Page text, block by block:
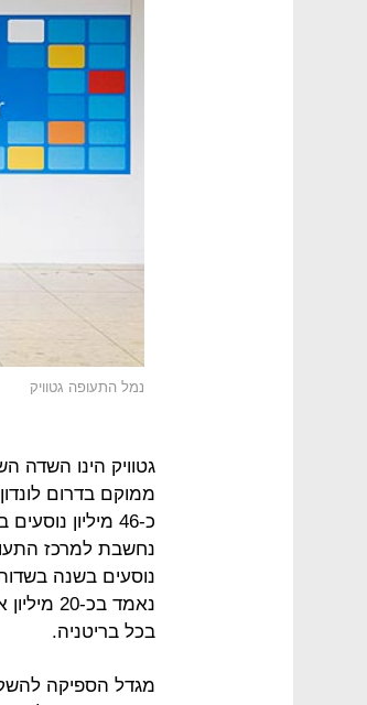
נמל התעופה גטוויק
גטוויק הינו השדה
נוסעים בשנה
נאמד
בכל בריטניה.